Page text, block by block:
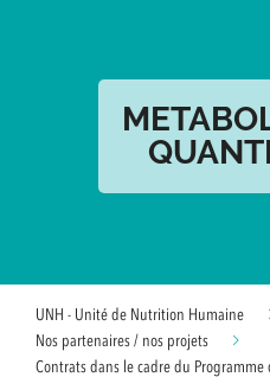
UNH - Unité de Nutrition Humaine
Nos partenaires / nos projets
Contrats dans le cadre du